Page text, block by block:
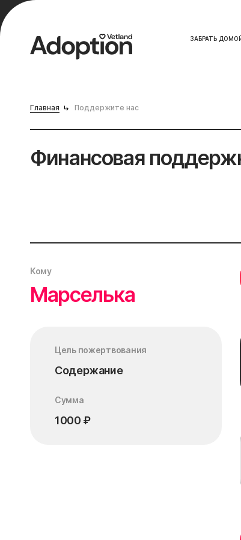
ЗАБРАТЬ
Главная
Поддержите нас
Финансовая
Кому
Марселька
Цель пожертвования
Содержание
Сумма
1000 ₽